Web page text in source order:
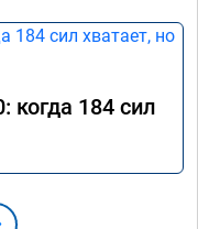
когда 184 сил